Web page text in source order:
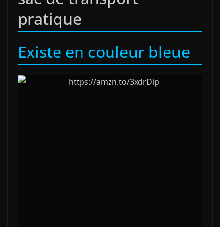
pratique
Existe en couleur bleue